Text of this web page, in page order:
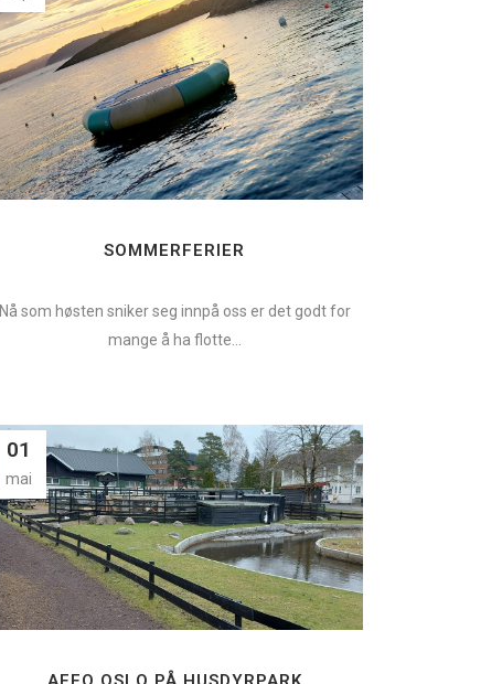
SOMMERFERIER
Nå som høsten sniker seg innpå oss er det godt for
mange å ha flotte...
01
mai